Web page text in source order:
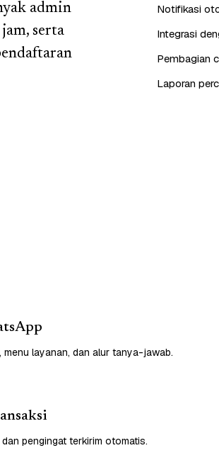
admin
serta
Notifikasi
Integrasi
Pembagian
Laporan
menu layanan, dan alur tanya-jawab.
dan pengingat terkirim otomatis.